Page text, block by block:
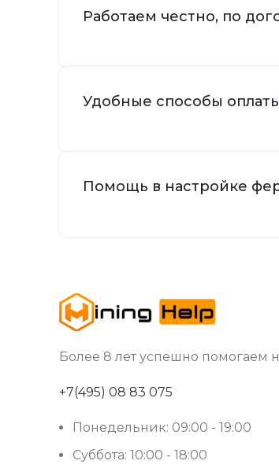
СТРАНА ПРОИЗВОДСТВА
Работаем честно, по
Удобные способы
Помощь в настройке
Более 8 лет успешно помогаем
+7(495) 08 83 075
Понедельник: 09:00 - 19:00
Суббота: 10:00 - 18:00